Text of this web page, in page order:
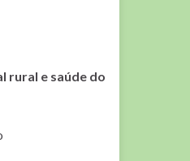
rural e saúde do